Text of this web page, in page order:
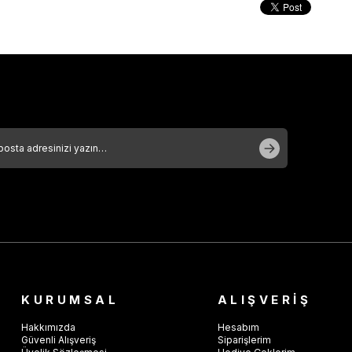
KURUMSAL
Hakkımızda
Güvenli Alışveriş
ALIŞVERİŞ
Hesabım
Siparişlerim